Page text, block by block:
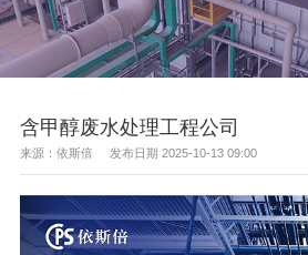
含甲醇废水处理工程公司
来源：依斯倍 发布日期 2025-10-13 09:00